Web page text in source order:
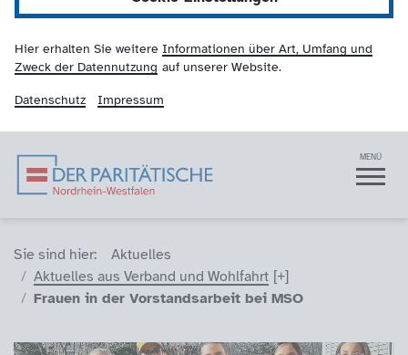
Hier erhalten Sie weitere Informationen über Art, Umfang und
Zweck der Datennutzung auf unserer Website.
Datenschutz Impressum
Der Paritätische NRW
Navigation MENÜ
Sie sind hier (Breadcrumb)
Sie sind hier:
Aktuelles
Aktuelles aus Verband und Wohlfahrt
Frauen in der Vorstandsarbeit bei MSO